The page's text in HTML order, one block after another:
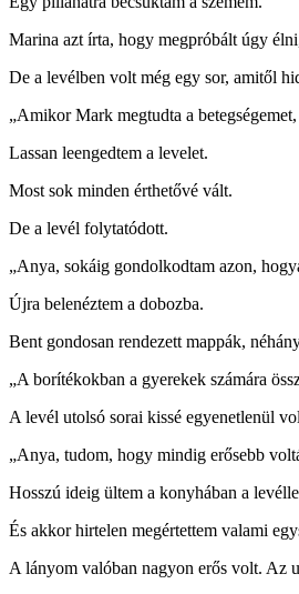
Marina azt írta, hogy megpróbált úgy
De a levélben volt még egy sor, amitől
„Amikor Mark megtudta a
Lassan leengedtem a levelet.
Most sok minden érthetővé vált.
De a levél folytatódott.
„Anya, sokáig gondolkodtam azon,
Újra belenéztem a dobozba.
Bent gondosan rendezett mappák,
„A borítékokban a gyerekek számára
A levél utolsó sorai kissé egyenetlenül
„Anya, tudom, hogy mindig erősebb
Hosszú ideig ültem a konyhában a
És akkor hirtelen megértettem valami
A lányom valóban nagyon erős volt. Az